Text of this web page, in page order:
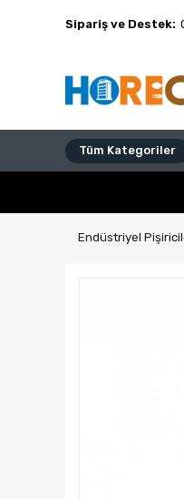
Sipariş ve Destek:
Tüm Kategoriler
Endüstriyel